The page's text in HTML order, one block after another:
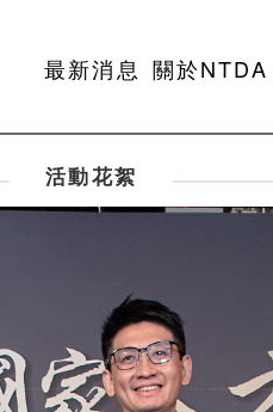
最新消息 關於NTDA
活動花絮